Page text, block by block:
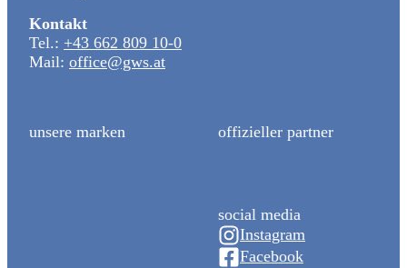
Kontakt
Tel.: +43 662 809 10-0
Mail: office@gws.at
unsere marken offizieller partner
social media
Instagram
Facebook